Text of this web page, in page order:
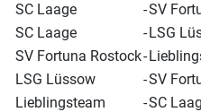
SC Laage
-SV
SC Laage
-LSG
SV Fortuna Rostock-
LSG Lüssow
-SV
Lieblingsteam
-SC